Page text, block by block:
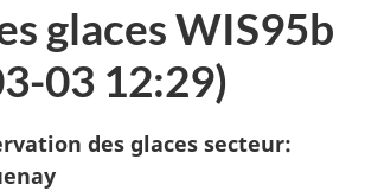
glaces WIS95b
03 12:29)
des glaces secteur: